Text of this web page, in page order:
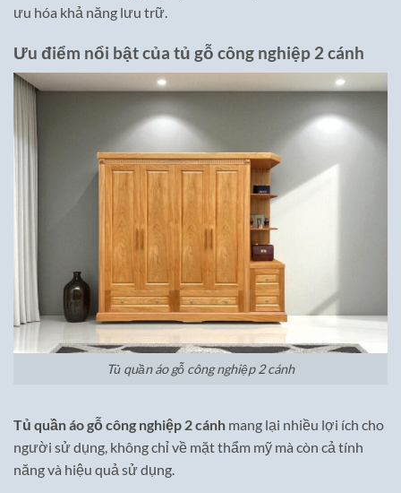
ưu hóa khả năng lưu trữ.
Ưu điểm nổi bật của tủ gỗ công nghiệp 2 cánh
Tủ quần áo gỗ công nghiệp 2 cánh
Tủ quần áo gỗ công nghiệp 2 cánh mang lại nhiều lợi ích cho
người sử dụng, không chỉ về mặt thẩm mỹ mà còn cả tính
năng và hiệu quả sử dụng.